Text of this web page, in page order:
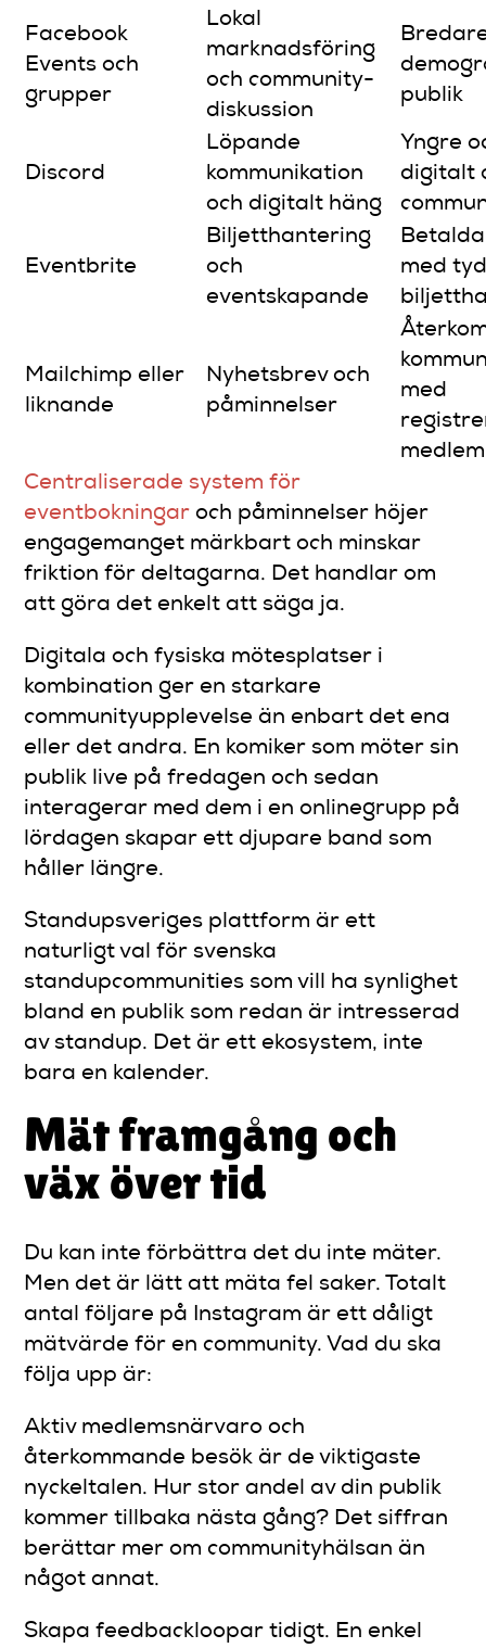
Facebook
Events och
grupper
Lokal
marknadsföring
och community-
diskussion
publik
Discord
Löpande
kommunikation
och digitalt häng
Yngre
digitalt
Eventbrite
Biljetthantering
och
eventskapande
med
Mailchimp eller
liknande
Nyhetsbrev och
påminnelser
med
Centraliserade system för
eventbokningar och påminnelser höjer
engagemanget märkbart och minskar
friktion för deltagarna. Det handlar om
att göra det enkelt att säga ja.
Digitala och fysiska mötesplatser i
kombination ger en starkare
communityupplevelse än enbart det ena
eller det andra. En komiker som möter sin
publik live på fredagen och sedan
interagerar med dem i en onlinegrupp på
lördagen skapar ett djupare band som
håller längre.
Standupsveriges plattform är ett
naturligt val för svenska
standupcommunities som vill ha synlighet
bland en publik som redan är intresserad
av standup. Det är ett ekosystem, inte
bara en kalender.
Mät framgång och
väx över tid
Du kan inte förbättra det du inte mäter.
Men det är lätt att mäta fel saker. Totalt
antal följare på Instagram är ett dåligt
mätvärde för en community. Vad du ska
följa upp är:
Aktiv medlemsnärvaro och
återkommande besök är de viktigaste
nyckeltalen. Hur stor andel av din publik
kommer tillbaka nästa gång? Det siffran
berättar mer om communityhälsan än
något annat.
Skapa feedbackloopar tidigt. En enkel